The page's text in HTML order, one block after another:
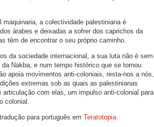
a colectividade palestiniana é
árabes e deixadas a sofrer dos caprichos da
têm de encontrar o seu próprio caminho.
da sociedade internacional, a sua luta não é sem
da Nakba, e num tempo histórico que se tornou
apoia movimentos anti-coloniais, resta-nos a nós,
extremas sob as quais as palestinianas
com elas, um impulso anti-colonial para
colonial.
para português em Teratotopia.